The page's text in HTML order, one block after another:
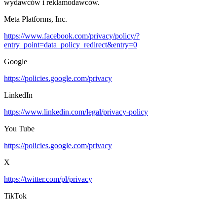
wydawców i reklamodawców.
Meta Platforms, Inc.
https://www.facebook.com/privacy/policy/?
entry_point=data_policy_redirect&entry=0
Google
https://policies.google.com/privacy
LinkedIn
https://www.linkedin.com/legal/privacy-policy
You Tube
https://policies.google.com/privacy
X
https://twitter.com/pl/privacy
TikTok